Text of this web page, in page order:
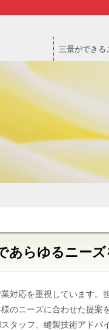
三景ができる
あらゆるニーズ
対応を重視しています。
のニーズに合わせた提案
タッフ、縫製技術アドバ